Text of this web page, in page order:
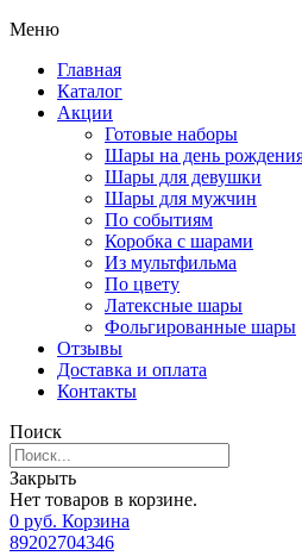
Меню
Главная
Каталог
Акции
Готовые наборы
Шары на день
Шары для девушки
Шары для мужчин
По событиям
Коробка с шарами
Из мультфильма
По цвету
Латексные шары
Фольгированные шары
Отзывы
Доставка и оплата
Контакты
Поиск
Закрыть
Нет товаров в корзине.
0 руб. Корзина
89202704346